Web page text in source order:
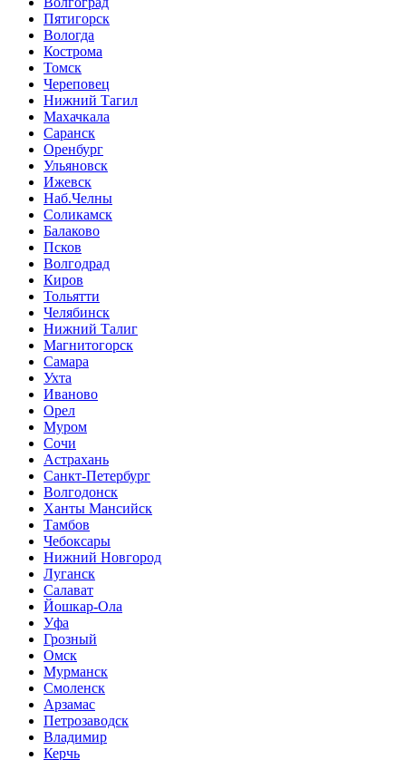
Пятигорск
Вологда
Кострома
Томск
Череповец
Нижний Тагил
Махачкала
Саранск
Оренбург
Ульяновск
Ижевск
Наб.Челны
Соликамск
Балаково
Псков
Волгодрад
Киров
Тольятти
Челябинск
Нижний Талиг
Магнитогорск
Самара
Ухта
Иваново
Орел
Муром
Сочи
Астрахань
Санкт-Петербург
Волгодонск
Ханты Мансийск
Тамбов
Чебоксары
Нижний Новгород
Луганск
Салават
Йошкар-Ола
Уфа
Грозный
Омск
Мурманск
Смоленск
Арзамас
Петрозаводск
Владимир
Керчь